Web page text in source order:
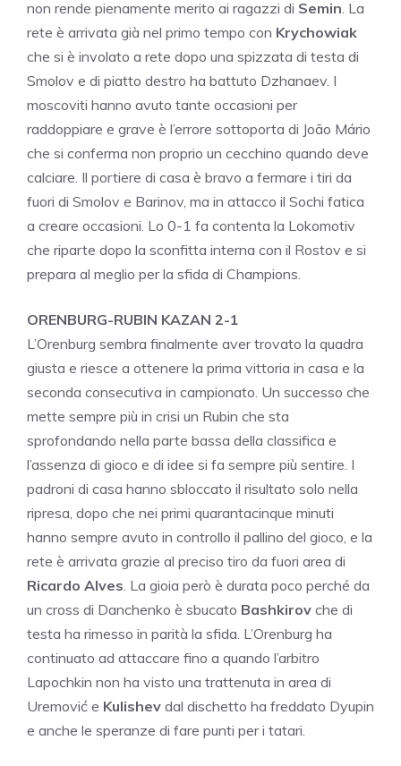
non rende pienamente merito ai ragazzi di Semin. La
rete è arrivata già nel primo tempo con Krychowiak
che si è involato a rete dopo una spizzata di testa di
Smolov e di piatto destro ha battuto Dzhanaev. I
moscoviti hanno avuto tante occasioni per
raddoppiare e grave è l’errore sottoporta di João Mário
che si conferma non proprio un cecchino quando deve
calciare. Il portiere di casa è bravo a fermare i tiri da
fuori di Smolov e Barinov, ma in attacco il Sochi fatica
a creare occasioni. Lo 0-1 fa contenta la Lokomotiv
che riparte dopo la sconfitta interna con il Rostov e si
prepara al meglio per la sfida di Champions.
ORENBURG-RUBIN KAZAN 2-1
L’Orenburg sembra finalmente aver trovato la quadra
giusta e riesce a ottenere la prima vittoria in casa e la
seconda consecutiva in campionato. Un successo che
mette sempre più in crisi un Rubin che sta
sprofondando nella parte bassa della classifica e
l’assenza di gioco e di idee si fa sempre più sentire. I
padroni di casa hanno sbloccato il risultato solo nella
ripresa, dopo che nei primi quarantacinque minuti
hanno sempre avuto in controllo il pallino del gioco, e la
rete è arrivata grazie al preciso tiro da fuori area di
Ricardo Alves. La gioia però è durata poco perché da
un cross di Danchenko è sbucato Bashkirov che di
testa ha rimesso in parità la sfida. L’Orenburg ha
continuato ad attaccare fino a quando l’arbitro
Lapochkin non ha visto una trattenuta in area di
Uremović e Kulishev dal dischetto ha freddato Dyupin
e anche le speranze di fare punti per i tatari.